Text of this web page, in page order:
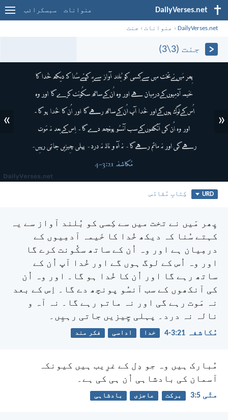
DailyVerses.net عنوانات سبسکرائب
DailyVerses.net
› عنوانات › جنت
جنت (3\3)
«
»
URD کِتابِ مُقادّس
پِھر مَیں نے تخت میں سے کِسی کو بُلند آواز سے یہ
کہتے سُنا کہ دیکھ خُدا کا خَیمہ آدمِیوں کے
درمِیان ہے اور وہ اُن کے ساتھ سکُونت کرے گا
اور وہ اُس کے لوگ ہوں گے اور خُدا آپ اُن کے
ساتھ رہے گا اور اُن کا خُدا ہو گا۔ اور وہ اُن
کی آنکھوں کے سب آنسُو پونچھ دے گا۔ اِس کے بعد
نہ مَوت رہے گی اور نہ ماتم رہے گا۔ نہ آہ و
نالہ نہ درد۔ پہلی چِیزیں جاتی رہیِں۔
مُکاشفہ 21:‏3-‏4 خدا اداسی فکر مند
مُبارک ہیں وہ جو دِل کے غرِیب ہیں کیونکہ
آسمان کی بادشاہی اُن ہی کی ہے۔
متّی 5:‏3 برکت عاجزی بادشاہی